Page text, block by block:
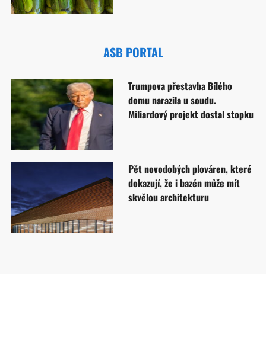
ASB PORTAL
Trumpova přestavba Bílého
domu narazila u soudu.
Miliardový projekt dostal stopku
Pět novodobých plováren, které
dokazují, že i bazén může mít
skvělou architekturu